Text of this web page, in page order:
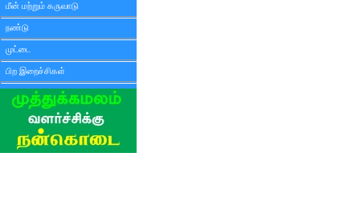
மீன் மற்றும் கருவாடு
நண்டு
முட்டை
பிற இறைச்சிகள்